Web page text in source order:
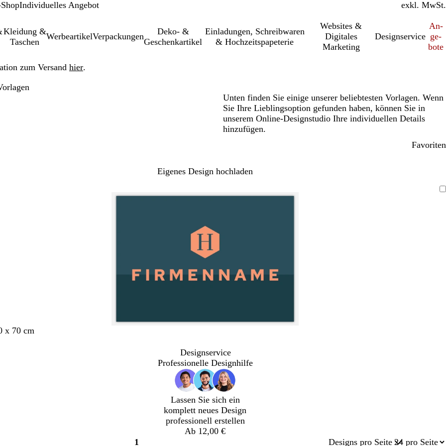
Individuelles Angebot inkl. MwSt.
exkl. MwSt.
Kleidung &
Taschen
WerbeartikelVerpackungen
Deko- &
Geschenkartikel
Einl­a­dung­en, Schreib­wa­ren
& Hochzeitspapeterie
Websites &
Digitales
Marketing
Designservice
An­­
ge­­
bo­­te
zum Versand hier.
Unten finden Sie einige unserer beliebtesten Vorlagen. Wenn
Sie Ihre Lieblingsoption gefunden haben, können Sie in
unserem Online-Designstudio Ihre individuellen Details
hinzufügen.
Favoriten
Eigenes Design hochladen
x 70 cm
Designservice
Professionelle Designhilfe
Lassen Sie sich ein
komplett neues Design
professionell erstellen
Ab 12,00 €
1
Designs pro Seite